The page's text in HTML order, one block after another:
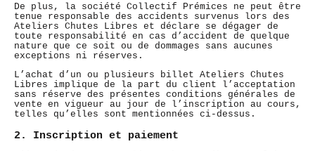
De plus, la société Collectif Prémices ne peut être
tenue responsable des accidents survenus lors des
Ateliers Chutes Libres et déclare se dégager de
toute responsabilité en cas d’accident de quelque
nature que ce soit ou de dommages sans aucunes
exceptions ni réserves.
L’achat d’un ou plusieurs billet Ateliers Chutes
Libres implique de la part du client l’acceptation
sans réserve des présentes conditions générales de
vente en vigueur au jour de l’inscription au cours,
telles qu’elles sont mentionnées ci-dessus.
2. Inscription et paiement